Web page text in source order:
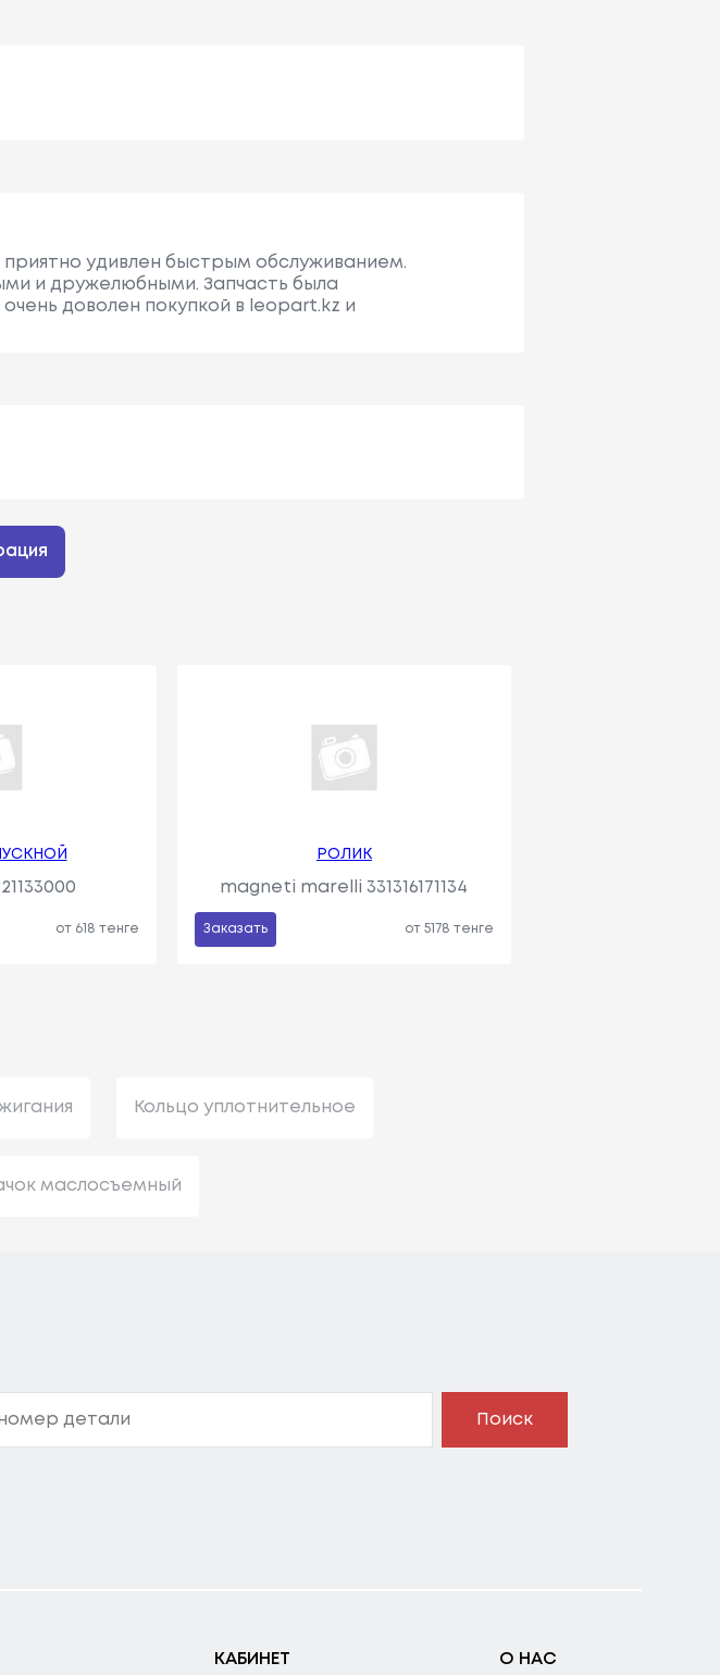
удивлен быстрым обслуживанием.
и дружелюбными. Запчасть была
доволен покупкой в leopart.kz и
от 618 тенге
РОЛИК
magneti marelli 331316171134
Заказать от 5178 тенге
Кольцо уплотнительное
маслосъемный
Поиск
КАБИНЕТ О НАС